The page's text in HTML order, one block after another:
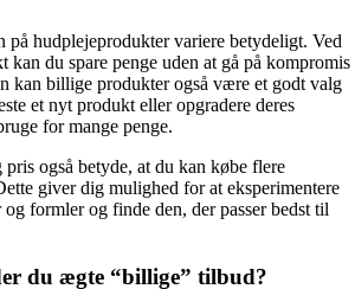
på hudplejeprodukter variere betydeligt. Ved
du spare penge uden at gå på kompromis
kan billige produkter også være et godt valg
et nyt produkt eller opgradere deres
for mange penge.
også betyde, at du kan købe flere
giver dig mulighed for at eksperimentere
formler og finde den, der passer bedst til
du ægte “billige” tilbud?